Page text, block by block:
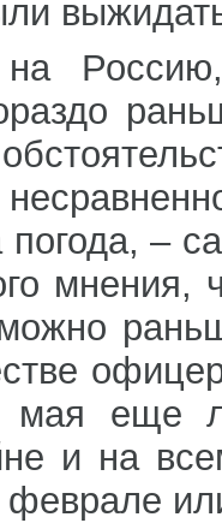
на
погода, –
мнения,
еще
и на
феврале